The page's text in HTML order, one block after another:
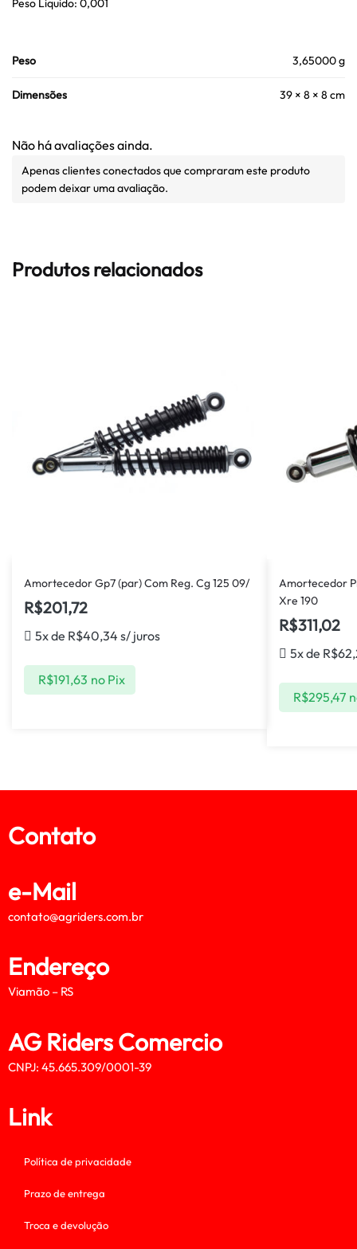
Peso Liquido: 0,001
Peso 3,65000 g
Dimensões 39 × 8 × 8 cm
Não há avaliações ainda.
Apenas clientes conectados que compraram este produto
podem deixar uma avaliação.
Produtos relacionados
Amortecedor Gp7 (par) Com Reg. Cg 125 09/
R$201,72
5x de R$40,34 s/ juros
R$191,63 no Pix
Amortecedor
Xre 190
R$311,02
5x de R$
R$295,47
Contato
e-Mail
contato@agriders.com.br
Endereço
Viamão – RS
AG Riders Comercio
CNPJ: 45.665.309/0001-39
Link
Política de privacidade
Prazo de entrega
Troca e devolução